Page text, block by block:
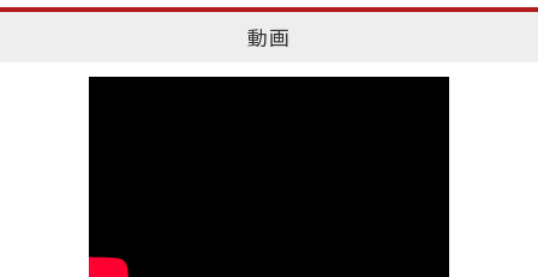
動画